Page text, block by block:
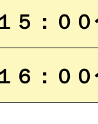
１５：０
１６：０